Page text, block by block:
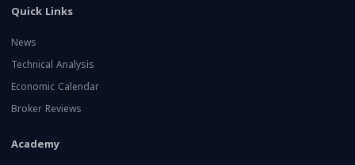
Quick Links
News
Technical Analysis
Economic Calendar
Broker Reviews
Academy